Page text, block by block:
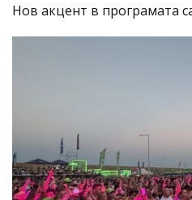
Нов акцент в програмата